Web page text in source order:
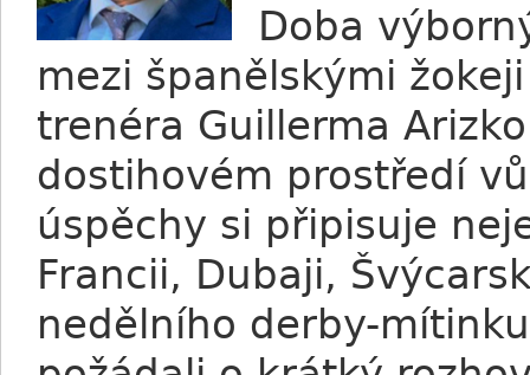
Doba
mezi španělskými
trenéra Guillerma
dostihovém prostředí
úspěchy si připisuje
Francii, Dubaji,
nedělního derby-